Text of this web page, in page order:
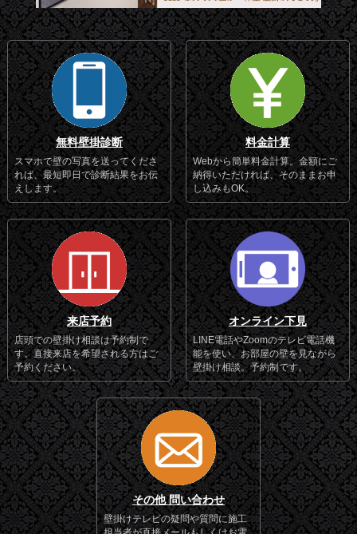
無料壁掛診断
スマホで壁の写真を送ってくださ
れば、最短即日で診断結果をお伝
えします。
料金計算
Webから簡単料金計算。金額にご
納得いただければ、そのままお申
し込みもOK。
来店予約
店頭での壁掛け相談は予約制で
す。直接来店を希望される方はご
予約ください。
オンライン下見
LINE電話やZoomのテレビ電話機
能を使い、お部屋の壁を見ながら
壁掛け相談。予約制です。
その他 問い合わせ
壁掛けテレビの疑問や質問に施工